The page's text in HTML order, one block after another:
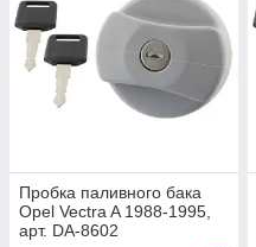
Пробка паливного бака
Opel Vectra A 1988-1995,
арт. DA-8602